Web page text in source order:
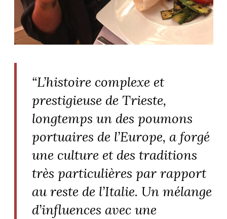
du
ART DE VIVRE ITALIEN
Notre palette
Virtuosa Venezia
ART ET DESIGN
“L’histoire complexe et
prestigieuse de Trieste,
longtemps un des poumons
portuaires de l’Europe, a forgé
une culture et des traditions
très particulières par rapport
au reste de l’Italie. Un mélange
d’influences avec une